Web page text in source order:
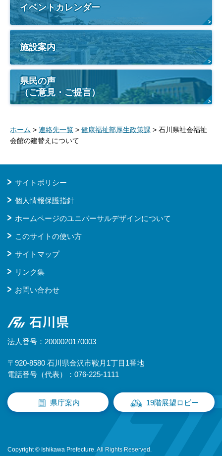
イベントカレンダー
施設案内
県民の声
（ご意見・ご提言）
ホーム > 連絡先一覧 > 健康福祉部厚生政策課 > 石川県社会福祉
会館の建替えについて
サイトポリシー
個人情報保護指針
ホームページのユニバーサルデザインについて
このサイトの使い方
サイトマップ
リンク集
お問い合わせ
石川県
法人番号：2000020170003
〒920-8580 石川県金沢市鞍月1丁目1番地
電話番号（代表）：076-225-1111
県庁案内 19階展望ロビー
Copyright © Ishikawa Prefecture. All Rights Reserved.